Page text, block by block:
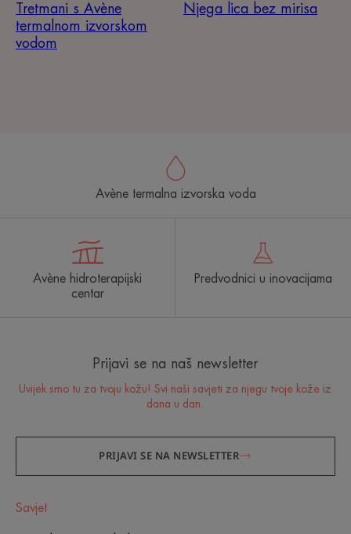
Tretmani s Avène
termalnom izvorskom
vodom
Njega lica bez mirisa
Avène termalna izvorska voda
Avène hidroterapijski
centar
Predvodnici u inovacijama
Prijavi se na naš newsletter
Uvijek smo tu za tvoju kožu! Svi naši savjeti za njegu tvoje kože iz
dana u dan.
PRIJAVI SE NA NEWSLETTER
Savjet